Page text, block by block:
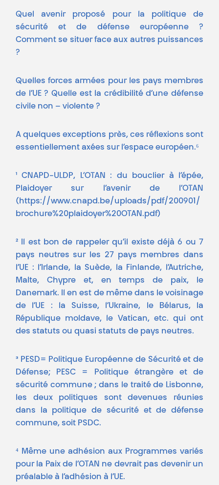
Quel avenir proposé pour la politique de
sécurité et de défense européenne ?
Comment se situer face aux autres puissances
?
Quelles forces armées pour les pays membres
de l’UE ? Quelle est la crédibilité d’une défense
civile non – violente ?
A quelques exceptions près, ces réflexions sont
essentiellement axées sur l’espace européen.⁶
¹ CNAPD-ULDP, L’OTAN : du bouclier à l’épée,
Plaidoyer sur l’avenir de l’OTAN
(https://www.cnapd.be/uploads/pdf/200901/
brochure%20plaidoyer%20OTAN.pdf)
² Il est bon de rappeler qu’il existe déjà 6 ou 7
pays neutres sur les 27 pays membres dans
l’UE : l’Irlande, la Suède, la Finlande, l’Autriche,
Malte, Chypre et, en temps de paix, le
Danemark. Il en est de même dans le voisinage
de l’UE : la Suisse, l’Ukraine, le Bélarus, la
République moldave, le Vatican, etc. qui ont
des statuts ou quasi statuts de pays neutres.
³ PESD= Politique Européenne de Sécurité et de
Défense; PESC = Politique étrangère et de
sécurité commune ; dans le traité de Lisbonne,
les deux politiques sont devenues réunies
dans la politique de sécurité et de défense
commune, soit PSDC.
⁴ Même une adhésion aux Programmes variés
pour la Paix de l’OTAN ne devrait pas devenir un
préalable à l’adhésion à l’UE.